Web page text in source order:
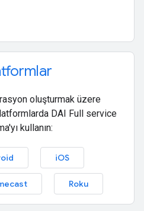
oluşturmak üzere
DAI Full service
kullanın:
iOS
Roku